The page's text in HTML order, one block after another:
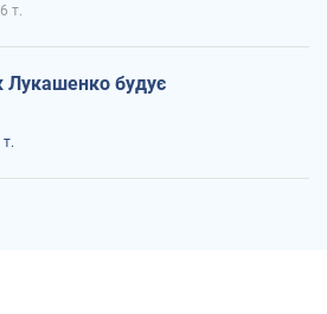
т.
Лукашенко будує